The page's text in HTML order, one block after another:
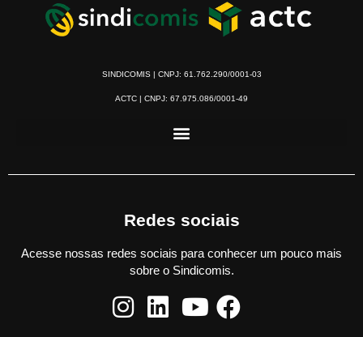
SINDICOMIS | CNPJ: 61.762.290/0001-03
ACTC | CNPJ: 67.975.086/0001-49
Redes sociais
Acesse nossas redes sociais para conhecer um pouco mais
sobre o Sindicomis.